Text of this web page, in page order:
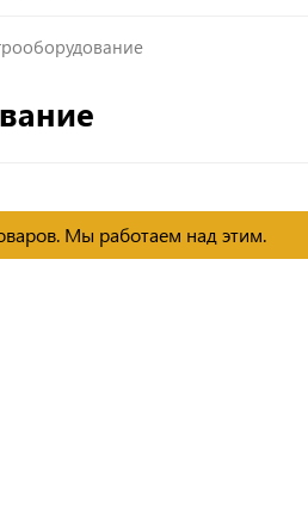
Мы работаем над этим.